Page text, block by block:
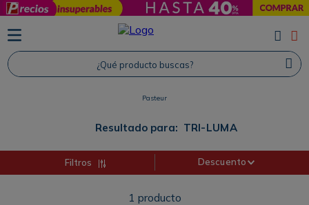
¿Qué producto buscas?
Pasteur
Resultado para: TRI-LUMA
Filtros Descuento
1 producto
TÉRMINOS MÁS BUSCADOS
1. Protector Solar
2. Proteina